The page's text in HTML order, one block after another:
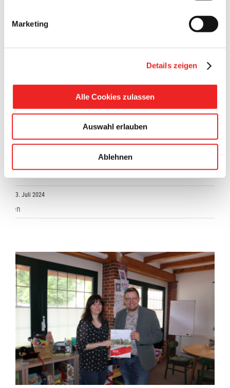
Marketing
Details zeigen
Alle Cookies zulassen
Auswahl erlauben
Ablehnen
Im Rahmen des Rathausneubaus hatte die zweiköpfige IT-
Abteilung der Gemeinde Barßel alle Hände voll zu tun.
Insgesamt wurden 45 Arbeitsplatzrechner, 90 Monitore, vier
für die Besprechungsräume, 35 digitale Türschilder, eine
neue Cloud-Telefonanlage mit 45 Telefonen und 45
Headsets sowie 15 WLAN-Access-Points in Betrieb
genommen. Zwei neue Multifunktionsdrucker, die in [...]
3. Juli 2024